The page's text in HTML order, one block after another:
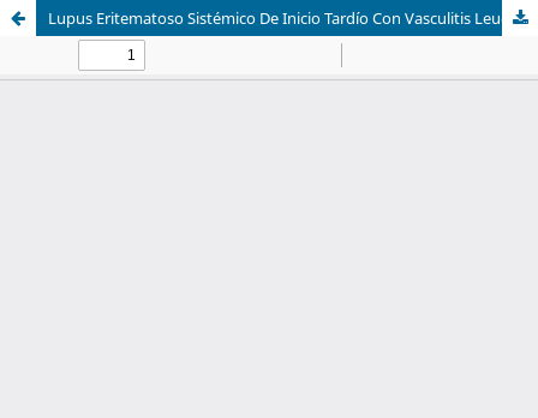
Lupus Eritematoso Sistémico De Inicio Tardío Con Vasculitis Leucocitoclástica, Hipertensión Arterial, Miocarditis y Nefritis Lúpica